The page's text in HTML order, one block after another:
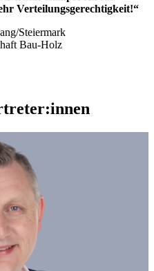
Verteilungsgerechtigkeit!“
Steiermark
Bau-Holz